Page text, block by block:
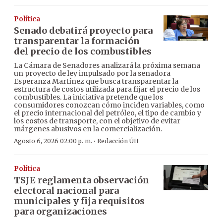
Política
Senado debatirá proyecto para
transparentar la formación
del precio de los combustibles
La Cámara de Senadores analizará la próxima semana
un proyecto de ley impulsado por la senadora
Esperanza Martínez que busca transparentar la
estructura de costos utilizada para fijar el precio de los
combustibles. La iniciativa pretende que los
consumidores conozcan cómo inciden variables, como
el precio internacional del petróleo, el tipo de cambio y
los costos de transporte, con el objetivo de evitar
márgenes abusivos en la comercialización.
Agosto 6, 2026 02:00 p. m. · Redacción ÚH
Política
TSJE reglamenta observación
electoral nacional para
municipales y fija requisitos
para organizaciones